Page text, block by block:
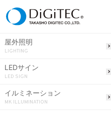
屋外照明
LIGHTING
LEDサイン
LED SIGN
イルミネーション
MK ILLUMINATION